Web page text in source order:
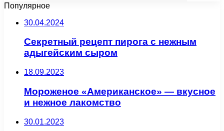
Популярное
30.04.2024
Секретный рецепт пирога с нежным
адыгейским сыром
18.09.2023
Мороженое «Американское» — вкусное
и нежное лакомство
30.01.2023